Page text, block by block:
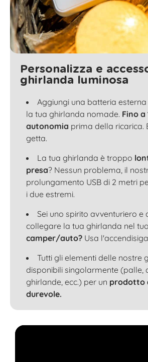
Personalizza e
ghirlanda luminosa
Aggiungi una batteria
la tua ghirlanda nomade. Fino a
autonomia prima della ricarica.
getta.
La tua ghirlanda è troppo
presa? Nessun problema, il
prolungamento USB di 2 metri
i due estremi.
Sei uno spirito avventuriero e
collegare la tua ghirlanda nel tuo
camper/auto? Usa
Tutti gli elementi delle nostre
disponibili singolarmente (palle,
ghirlande, ecc.) per un prodotto
durevole.